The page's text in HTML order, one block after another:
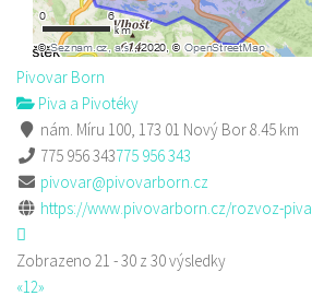
Pivovar Born
Piva a Pivotéky
nám. Míru 100, 173 01 Nový Bor8.45 km
775 956 343775 956 343
pivovar@pivovarborn.cz
https://www.pivovarborn.cz/rozvoz-piva
Zobrazeno 21 - 30 z 30 výsledky
«12»